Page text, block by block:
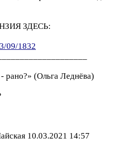
ЗДЕСЬ:
09/1832
рано?» (Ольга Леднёва)
10.03.2021 14:57